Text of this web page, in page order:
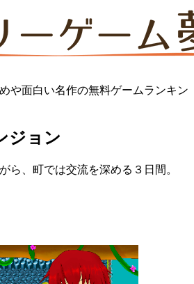
や面白い名作の無料ゲームランキン
ジョン
ら、町では交流を深める３日間。